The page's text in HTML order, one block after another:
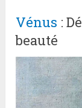
Vénus :
beauté